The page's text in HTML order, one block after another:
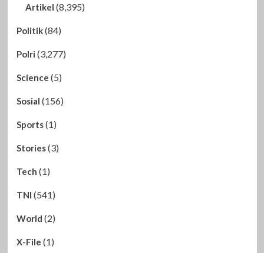
Artikel (8,395)
Politik(84)
Polri (3,277)
Science (5)
Sosial (156)
Sports(1)
Stories(3)
Tech (1)
TNI (541)
World (2)
X-File (1)